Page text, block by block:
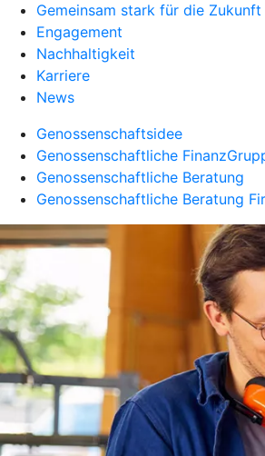
Gemeinsam stark für die Zukunft
Engagement
Nachhaltigkeit
Karriere
News
Genossenschaftsidee
Genossenschaftliche
Genossenschaftliche Beratung
Genossenschaftliche Beratung